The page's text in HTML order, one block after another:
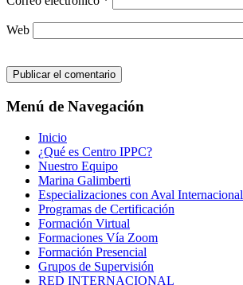
Web
Menú de Navegación
Inicio
¿Qué es Centro IPPC?
Nuestro Equipo
Marina Galimberti
Especializaciones con Aval Internacional
Programas de Certificación
Formación Virtual
Formaciones Vía Zoom
Formación Presencial
Grupos de Supervisión
RED INTERNACIONAL